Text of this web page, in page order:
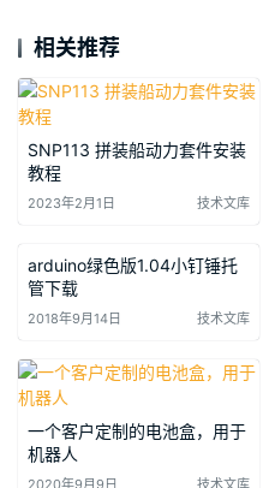
相关推荐
SNP113 拼装船动力套件安装
教程
2023年2月1日 技术文库
arduino绿色版1.04小钉锤托
管下载
2018年9月14日 技术文库
一个客户定制的电池盒，用于
机器人